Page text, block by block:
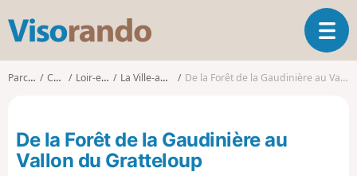
s
o
d
o
O
u
v
Parcours Centre Loir-et-Cher La Ville-aux-Clercs De la Forêt de la Gaudinière au Vallon du Gratteloup
De la Forêt de la Gaudinière au
Vallon du Gratteloup